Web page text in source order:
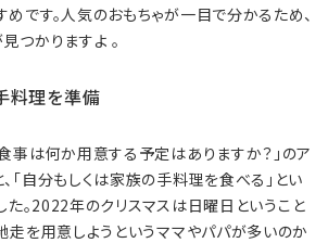
です。人気のおもちゃが一目で分かるため、
つかりますよ 。
料理を準備
事は何か用意する予定はありますか？」のア
「自分もしくは家族の手料理を食べる」とい
。2022年のクリスマスは日曜日ということ
走を用意しようというママやパパが多いのか